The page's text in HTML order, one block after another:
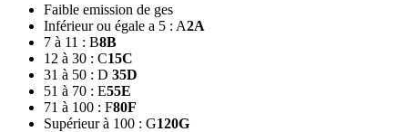
Faible emission de ges
Inférieur ou égale a 5 : A2A
7 à 11 : B8B
12 à 30 : C15C
31 à 50 : D 35D
51 à 70 : E55E
71 à 100 : F80F
Supérieur à 100 : G120G